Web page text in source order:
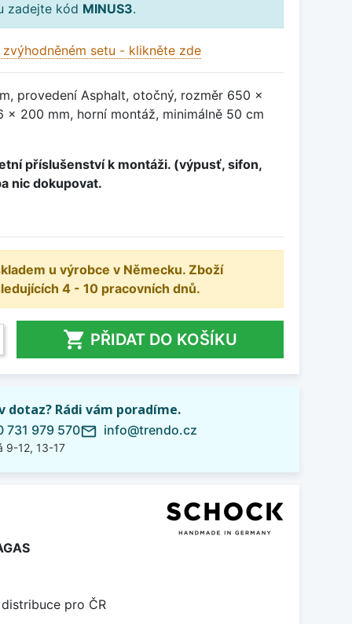
zadejte kód MINUS3.
setu - klikněte zde
provedení Asphalt, otočný, rozměr 650 x
200 mm, horní montáž, minimálně 50 cm
příslušenství k montáži. (výpusť, sifon,
nic dokupovat.
u výrobce v Německu. Zboží
4 - 10 pracovních dnů.
 PŘIDAT DO KOŠÍKU
dotaz? Rádi vám poradíme.
731 979 570
9-12, 13-17
mail_outline info@trendo.cz
pro ČR